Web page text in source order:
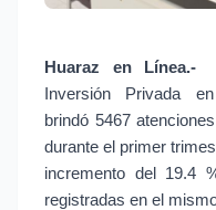
Huaraz en Línea.-
Inversión Privada
brindó 5467
durante el primer
incremento del 19.4
registradas en el